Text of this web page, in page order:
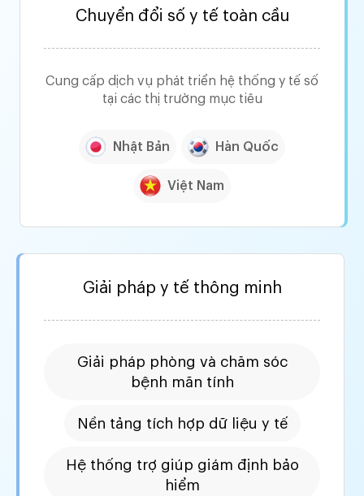
Chuyển đổi số y tế toàn cầu
Cung cấp dịch vụ phát triển hệ thống y tế số
tại các thị trường mục tiêu
Nhật Bản Hàn Quốc
Việt Nam
Giải pháp y tế thông minh
Giải pháp phòng và chăm sóc
bệnh mãn tính
Nền tảng tích hợp dữ liệu y tế
Hệ thống trợ giúp giám định bảo
hiểm